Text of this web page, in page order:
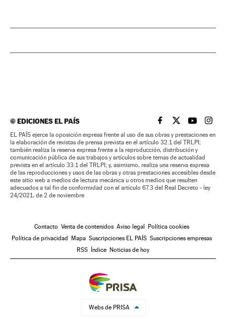
©EDICIONES EL PAÍS EL PAÍS BRASIL EN
EL PAÍSEL PAÍS
EL
EL PAÍS ejerce la oposición expresa frente al uso de sus obras y prestaciones en
la elaboración de revistas de prensa prevista en el artículo 32.1 del TRLPI;
también realiza la reserva expresa frente a la reproducción, distribución y
comunicación pública de sus trabajos y artículos sobre temas de actualidad
prevista en el artículo 33.1 del TRLPI; y, asimismo, realiza una reserva expresa
de las reproducciones y usos de las obras y otras prestaciones accesibles desde
este sitio web a medios de lectura mecánica u otros medios que resulten
adecuados a tal fin de conformidad con el artículo 67.3 del Real Decreto - ley
24/2021, de 2 de noviembre
Contacto Venta de contenidos Aviso legal
Política cookies
Política de privacidad
Mapa Suscripciones EL PAÍS Suscripciones empresas
RSS
Índice Noticias de hoy
Webs de PRISA